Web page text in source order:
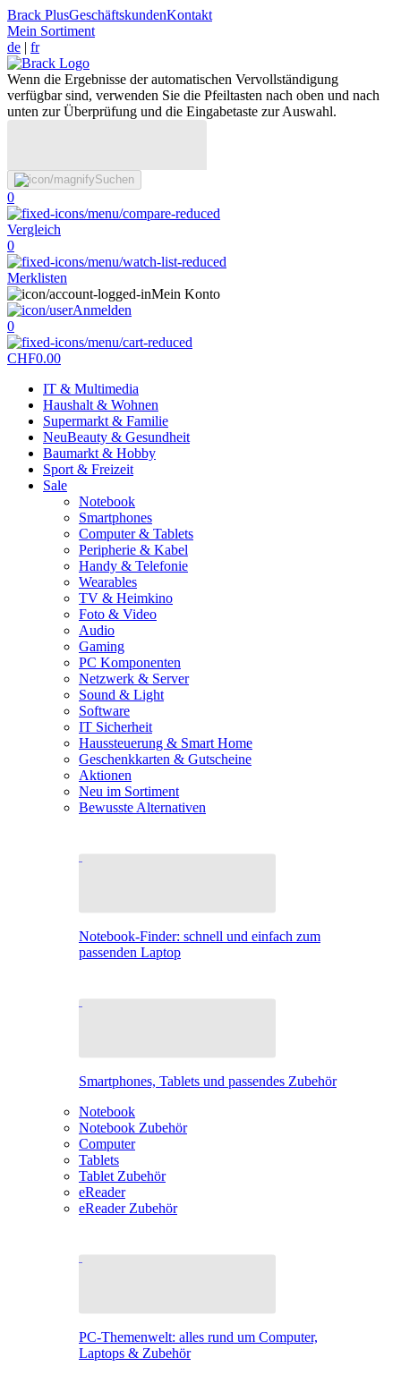
Brack PlusGeschäftskundenKontakt
Mein Sortiment
de | fr
Wenn die Ergebnisse der automatischen Vervollständigung
verfügbar sind, verwenden Sie die Pfeiltasten nach oben und nach
unten zur Überprüfung und die Eingabetaste zur Auswahl.
Suchen
0
Vergleich
0
Merklisten
Mein Konto
Anmelden
0
CHF0.00
IT & Multimedia
Haushalt & Wohnen
Supermarkt & Familie
NeuBeauty & Gesundheit
Baumarkt & Hobby
Sport & Freizeit
Sale
Notebook
Smartphones
Computer & Tablets
Peripherie & Kabel
Handy & Telefonie
Wearables
TV & Heimkino
Foto & Video
Audio
Gaming
PC Komponenten
Netzwerk & Server
Sound & Light
Software
IT Sicherheit
Haussteuerung & Smart Home
Geschenkkarten & Gutscheine
Aktionen
Neu im Sortiment
Bewusste Alternativen
Notebook-Finder: schnell und einfach zum
passenden Laptop
Smartphones, Tablets und passendes Zubehör
Notebook
Notebook Zubehör
Computer
Tablets
Tablet Zubehör
eReader
eReader Zubehör
PC-Themenwelt: alles rund um Computer,
Laptops & Zubehör